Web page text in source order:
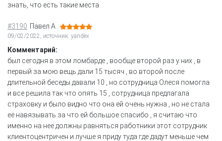
знать, что есть такие места.
#3190 Павел А.
09/02/2022, источник: yandex
Комментарий:
был сегодня в этом ломбарде , вообще второй раз у них , в
первый за мою вещь дали 15 тысяч , во второй после
длительной беседы давали 10 , но сотрудница Олеся помогла
и все решила так что опять 15 , сотрудница предлагала
страховку и было видно что она ей очень нужна , но не стала
её навязывать за что ей большое спасибо , я считаю что
именно на неё должны равняться работники этот сотрудник
клиентоцентричен и лучше я приду туда где дадут меньше чем